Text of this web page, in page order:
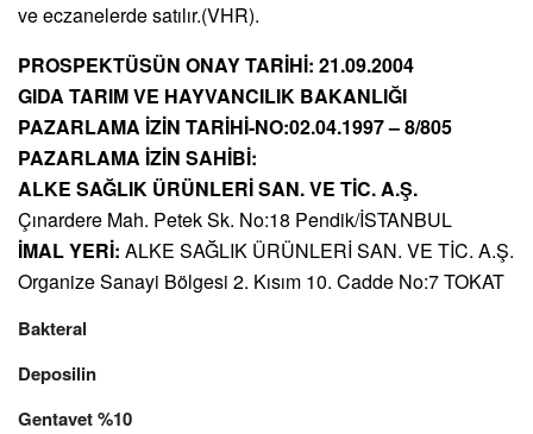
ve eczanelerde satılır.(VHR).
PROSPEKTÜSÜN ONAY TARİHİ: 21.09.2004
GIDA TARIM VE HAYVANCILIK BAKANLIĞI
PAZARLAMA İZİN TARİHİ-NO:02.04.1997 – 8/805
PAZARLAMA İZİN SAHİBİ:
ALKE SAĞLIK ÜRÜNLERİ SAN. VE TİC. A.Ş.
Çınardere Mah. Petek Sk. No:18 Pendik/İSTANBUL
İMAL YERİ: ALKE SAĞLIK ÜRÜNLERİ SAN. VE TİC. A.Ş.
Organize Sanayi Bölgesi 2. Kısım 10. Cadde No:7 TOKAT
Bakteral
Deposilin
Gentavet %10